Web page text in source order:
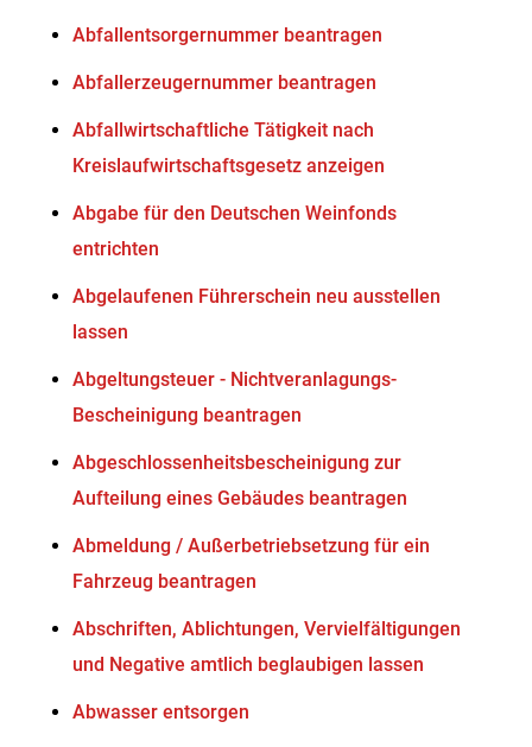
Abfallentsorgernummer beantragen
Abfallerzeugernummer beantragen
Abfallwirtschaftliche Tätigkeit nach
Kreislaufwirtschaftsgesetz anzeigen
Abgabe für den Deutschen Weinfonds
entrichten
Abgelaufenen Führerschein neu ausstellen
lassen
Abgeltungsteuer - Nichtveranlagungs-
Bescheinigung beantragen
Abgeschlossenheitsbescheinigung zur
Aufteilung eines Gebäudes beantragen
Abmeldung / Außerbetriebsetzung für ein
Fahrzeug beantragen
Abschriften, Ablichtungen, Vervielfältigungen
und Negative amtlich beglaubigen lassen
Abwasser entsorgen